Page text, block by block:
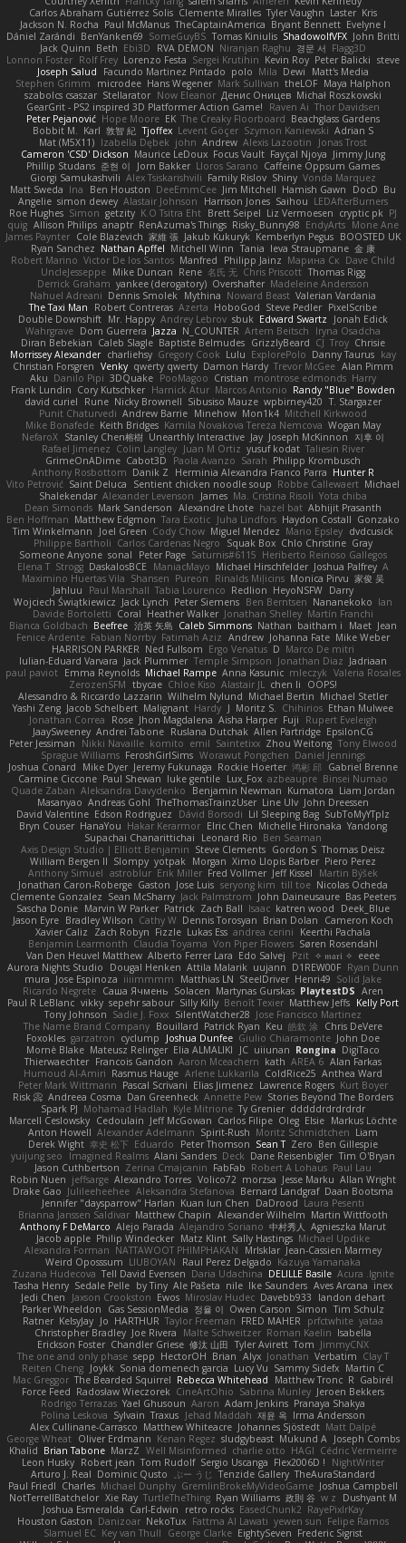
Carlos Abraham Gutiérrez Solis Clemente Miralles Tyler Vaughn Laster Kris
Jackson N. Rocha Paul McManus TheCaptainAmerica Bryant Bennett Evelyne I
Dániel Zarándi BenYanken69 SomeGuyBS Tomas Kiniulis ShadowolfVFX John Britti
Jack Quinn Beth Ebi3D RVA DEMON Niranjan Raghu 경문 서 Flagg3D
Lonnon Foster Rolf Frey Lorenzo Festa Sergei Krutihin Kevin Roy Peter Balicki steve
Joseph Salud
Facundo Martinez Pintado polo Mila Dewi
Matt's Media
Stephen Grimm
microdee Hans Wegener Mark Sullivan theLOF Maya Halphon
szabolcs csaszar Stellarator Now Eleanor Денис Оницев Michał Roszkowski
GearGrit - PS2 inspired 3D Platformer Action Game!
Raven Ai Thor Davidsen
Peter Pejanović Hope Moore EK The Creaky Floorboard Beachglass Gardens
Bobbit M. Karl 敦智 紀 Tjoffex Levent Göçer Szymon Kaniewski Adrian S
Mat (M5X11) Izabella Dębek john Andrew Alexis Lazootin
Jonas Trost
Cameron 'CSD' Dickson Maurice LeDoux Focus Vault Fayçal Njoya Jimmy Jung
Phillip Studans 준현 이 Jorn Bakker Lloros Sarano Caffeine Oppsum Games
Giorgi Samukashvili Alex Tsiskarishvili Family Rislov Shiny Vonda Marquez
Matt Sweda Ina Ben Houston DeeEmmCee Jim Mitchell Hamish Gawn DocD Bu
Angelie simon dewey Alastair Johnson Harrison Jones Saihou LEDAfterBurners
Roe Hughes Simon getzity K.O Tsitra Eht Brett Seipel Liz Vermoesen cryptic pk PJ
quig Allison Philips anaptr RenAzuma's Things Risky_Bunny98 EndyArts Mone Ane
James Paynter Cole Blazevich 家維 張 Jakub Kukuryk Kemberlyn Pegus BOOSTED UK
Ryan Sanchez Nathan Apffel Mitchell Winn Tania Ieva Straupmane 金 康
Robert Marino Victor De los Santos Manfred Philipp Jainz Марина Ск Dave Child
UncleJesseppe Mike Duncan Rene 名氏 无 Chris Priscott Thomas Rigg
Derrick Graham yankee (derogatory) Overshafter Madeleine Andersson
Nahuel Adreani Dennis Smolek Mythina Noward Beast Valerian Vardania
The Taxi Man
Robert Contreras Azerta HoboGod Steve Pedler PixelScribe
Double Downshift Mr. Happy Andrey Lebrov sbuk Edward Swartz
Jonah Edick
Wahrgrave Dom Guerrera Jazza N_COUNTER Artem Beitsch
Iryna Osadcha
Diran Bebekian Caleb Slagle Baptiste Belmudes GrizzlyBeard CJ Troy Chrisie
Morrissey Alexander charliehsy Gregory Cook Lulu ExplorePolo Danny Taurus kay
Christian Forsgren Venky qwerty qwerty Damon Hardy Trevor McGee Alan Pimm
Aku Danilo Pipi 3DQuake PooMagoo Cristian montrose edmonds Harry
Frank Lundin Cory Kutschker Harnick Atur Marcos Antonio Randy "Blue" Bowden
david curiel
Rune Nicky Brownell Sibusiso Mauze wpbirney420 T. Stargazer
Punit Chaturvedi Andrew Barrie Minehow Mon1k4 Mitchell Kirkwood
Mike Bonafede Keith Bridges Kamila Novakova Tereza Nemcova Wogan May
NefaroX Stanley Chen榕樹 Unearthly Interactive Jay Joseph McKinnon
지후 이
Rafael Jimenez Colin Langley Juan M Ortiz yusuf kodat Taliesin River
GrimeOnADime Cabot3D Paola Avanzo Sarah Philipp Krombusch
Anthony Rosbottom Danik Z Herminia Alexandra Franco Parra Hunter R
Vito Petrović Saint Deluca Sentient chicken noodle soup Robbe Callewaert Michael
Shalekendar Alexander Levenson James Ma. Cristina Risoli Yota chiba
Dean Simonds Mark Sanderson Alexandre Lhote hazel bat Abhijit Prasanth
Ben Hoffman Matthew Edgmon Tara Exotic Juha Lindfors Haydon Costall Gonzako
Tim Winkelmann
Joel Green Cody Chow Miguel Mendez Mario Epsley dvdcusick
Philippe Bartholi Carlos Cardenas Negro Squak Box Chlo Christine Gray
Someone Anyone sonal Peter Page Saturnis#6115 Heriberto Reinoso Gallegos
Elena T Strogg DaskalosBCE ManiacMayo Michael Hirschfelder Joshua Palfrey A
Maximino Huertas Vila Shansen Pureon Rinalds Miļicins Monica Pirvu 家俊 吴
Jahluu
Paul Marshall Tabia Lourenco Redlion HeyoNSFW Darry
Wojciech Świątkiewicz Jack Lynch Peter Siemens Ben Berntsen Nananekoko Ian
Davide Bortoletti Coral Heather Walker Jonathan Shelley Martín Franchi
Bianca Goldbach Beefree 治英 矢島 Caleb Simmons Nathan baitham i Maet Jean
Fenice Ardente Fabian Norrby Fatimah Aziz Andrew Johanna Fate Mike Weber
HARRISON PARKER Ned Fullsom Ergo Venatus D Marco De mitri
Iulian-Eduard Varvara Jack Plummer Temple Simpson Jonathan Diaz Jadriaan
paul paviot Emma Reynolds Michael Rampe Anna Kasunic mleczyk Valeria Rosales
ZerozenSFM tbycae Chloe Kiso Alastair JL chen li
OOPS!
Alessandro & Riccardo Lazzarin Wilhelm Nylund Michael Bertin Michael Stetler
Yashi Zeng Jacob Schelbert Malignant Hardy J Moritz S. Chihirios Ethan Mulwee
Jonathan Correa
Rose Jhon Magdalena Aisha Harper Fuji
Rupert Eveleigh
JaaySweeney Andrei Tabone Ruslana Dutchak Allen Partridge EpsilonCG
Peter Jessiman
Nikki Navaille komito emil Saintetixx Zhou Weitong Tony Elwood
Sprague Williams FeroshGirlSims Worawut Pongchen Daniel Jennings
Joshua Conard
Mike Dyer Jeremy Fukunaga Rockie Hoerter 鸿彬 邱 Gabriel Brenne
Carmine Ciccone Paul Shewan luke gentile Lux_Fox azbeaupre Binsei Numao
Quade Zaban Aleksandra Davydenko Benjamin Newman Kumatora Liam Jordan
Masanyao Andreas Gohl TheThomasTrainzUser Line Ulv John Dreessen
David Valentine Edson Rodriguez Dávid Borsodi Lil Sleeping Bag SubToMyYTplz
Bryn Couser HanaYou Hakar Kerarmor Elric Chen Michelle Hironaka Yandong
Supachai Chanarittichai
Leonard Rio Ben Seaman
Axis Design Studio | Elliott Benjamin Steve Clements Gordon S Thomas Deisz
William Bergen II Slompy yotpak Morgan Ximo Llopis Barber Piero Perez
Anthony Simuel astroblur Erik Miller Fred Vollmer Jeff Kissel
Martin Býšek
Jonathan Caron-Roberge Gaston Jose Luis seryong kim till toe Nicolas Ocheda
Clemente Gonzalez Sean McSharry Jack Palmstrom John Daineusaure Bas Peeters
Sascha Donie Marvin W Parker Patrick Zach Ball Isaac katren wood
Deek_Blue
Jason Eyre Bradley Wilson Cathy W Dennis Torosyan Brian Dolan
Cameron Koch
Xavier Caliz
Zach Robyn Fizzle Lukas Ess andrea cerini
Keerthi Pachala
Benjamin Learmonth Claudia Toyama Von Piper Flowers Søren Rosendahl
Van Den Heuvel Matthew Alberto Ferrer Lara Edo Salvej Pzit ✧ 𝔪𝔞𝔯𝔦 ✧ eeee
Aurora Nights Studio
Dougal Henken Attila Malarik uujann D1REW00F Ryan Dunn
mura Jose Espinoza iiiimmmm Matthias LN SteelDriver Henri49 Solid Jake
Ricardo Negrete Саша Ячмень Solacen Martynas Gurskas PlaytestDS Aren
Paul R LeBlanc vikky sepehr sabour Silly Killy Benoît Texier Matthew Jeffs Kelly Port
Tony Johnson Sadie J. Foxx SilentWatcher28 Jose Francisco Martinez
The Name Brand Company Bouillard Patrick Ryan Keu 皓欽 涂 Chris DeVere
Foxokles garzatron cyclump Joshua Dunfee Giulio Chiaramonte John Doe
Mornè Blake Mateusz Relinger Elia ALMALIKI JC uiiunan Rongina DigiTaco
Thierwaechter Francois Gandon Aaron Mceachern kath AREA 6 Alan Farkas
Humoud Al-Amiri Rasmus Hauge Arlene Lukkarila ColdRice25 Anthea Ward
Peter Mark Wittmann Pascal Scrivani Elias Jimenez Lawrence Rogers Kurt Boyer
Risk 📀 Andreea Cosma Dan Greenheck Annette Pew Stories Beyond The Borders
Spark PJ Mohamad Hadlah Kyle Mitrione Ty Grenier dddddrdrdrdrdr
Marcell Ceslowsky Cedoulain Jeff McGowan Carlos Filipe Oleg Elsie Markus Löchte
Anton Howell Alexander Adelmann Spirit-Rush Moritz Schmidtchen Liam
Derek Wight 幸史 松下 Eduardo Peter Thomson Sean T Zero Ben Gillespie
yuijung seo
Imagined Realms Alani Sanders Deck Dane Reisenbigler Tim O'Bryan
Jason Cuthbertson Zerina Cmajcanin FabFab Robert A Lohaus Paul Lau
Robin Nuen jeffsarge Alexandro Torres Volico72 morzsa Jesse Marku Allan Wright
Drake Gao Julileeheehee Aleksandra Stefanova Bernard Landgraf Daan Bootsma
Jennifer "daysparrow" Harlan Kuan lun Chen DaDrood Laura Pesenti
Brianna Janssen Saldivar Matthew Chapin Alexander Wilhelm Martin Wittfooth
Anthony F DeMarco Alejo Parada Alejandro Soriano 中村秀人
Agnieszka Marut
Jacob apple Philip Windecker Matz Klint Sally Hastings Michael Updike
Alexandra Forman NATTAWOOT PHIMPHAKAN MrIsklar Jean-Cassien Marmey
Weird Oposssum LIUBOYAN Raul Perez Delgado Kazuya Yamanaka
Zuzana Hudecova Tell David Evensen Daria Udachina DELILLE Basile Acura .Ignite
Tasha Henry Sedale Pelle by Tiny Ale Pašeta nile Ike Saunders Aves Arcana inex
Jedi Chen
Jaxson Crookston Ewos Miroslav Hudec Davebb933
landon dehart
Parker Wheeldon
Gas SessionMedia 정율 이 Owen Carson Simon Tim Schulz
Ratner KelsyJay Jo HARTHUR Taylor Freeman FRED MAHER prfctwhite yataa
Christopher Bradley Joe Rivera Malte Schweitzer Roman Kaelin Isabella
Erickson Foster Chandler Griese 修汰 山田 Tyler Avirett Tom JimmyCNX
The one and only phase sepp HectorOH Brian Alyx Jonathan Verbatim Clay T
Reiten Cheng Joykk Sonia domenech garcia Lucy Vu Sammy Sidefx Martin C
Mac Greggor The Bearded Squirrel Rebecca Whitehead Matthew Tronc R Gabirél
Force Feed Radosław Wieczorek CineArtOhio Sabrina Munley Jeroen Bekkers
Rodrigo Terrazas Yael Ghusoun Aaron Adam Jenkins Pranaya Shakya
Polina Leskova Sylvain Traxus Jehad Maddah 재윤 옥 Irma Andersson
Alex Cullinane-Carrasco Matthew Whiteacre Johannes Sjöstedt Matt Dalpé
George Wheat Oliver Erdmann Kenan Regez sludgybeast Mukund A Joseph Combs
Khalid Brian Tabone MarzZ Well Misinformed charlie otto HAGI Cédric Vermeirre
Leon Husky Robert jean Tom Rudolf Sergio Uscanga Flex2006D !
NightWriter
Arturo J. Real Dominic Qusto ぶー うじ Tenzide Gallery TheAuraStandard
Paul Friedl Charles Michael Dunphy GremlinBrokeMyVideoGame Joshua Campbell
NotTerrellBatchelor Xie Ray TurtleTheThing Ryan Williams 政則 谷 w z
Dushyant M
Joshua Esmeralda Carl-Edwin retro rocks EasedChunk2 RayePixlrKay
Houston Gaston Danizoar NekoTux Fattma Al Lawati yewen sun Felipe Ramos
Slamuel EC Key van Thull George Clarke EightySeven Frederic Sigrist